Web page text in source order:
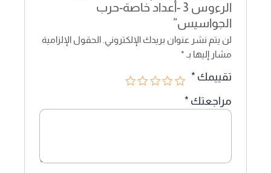
الرءوس 3 -أعداد خاصة-حرب
الجواسيس”
لن يتم نشر عنوان بريدك الإلكتروني.
الحقول الإلزامية
مشار إليها بـ *
تقييمك *
مراجعتك *